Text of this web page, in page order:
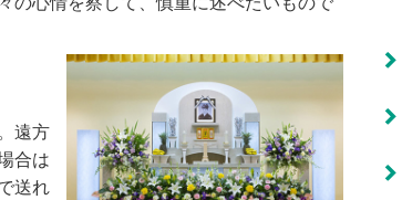
遠方
合は
送れ